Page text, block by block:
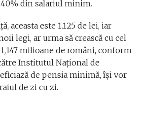
din salariul minim.
aceasta este 1.125 de lei, iar
legi, ar urma să crească cu cel
1,147 milioane de români, conform
Institutul Național de
de pensia minimă, își vor
de zi cu zi.